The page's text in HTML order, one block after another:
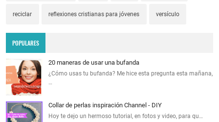
reciclar reflexiones cristianas para jóvenes versículo
POPULARES
20 maneras de usar una bufanda
¿Cómo usas tu bufanda? Me hice esta pregunta esta mañana,
…
Collar de perlas inspiración Channel - DIY
Hoy te dejo un hermoso tutorial, en fotos y video, para qu…